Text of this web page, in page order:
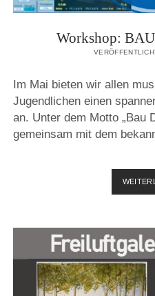
Workshop:
Im Mai bieten wir allen
Jugendlichen einen
an. Unter dem Motto „Bau
gemeinsam mit dem